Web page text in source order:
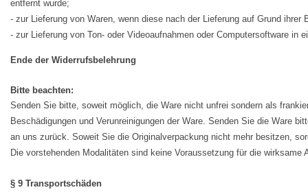
entfernt wurde;
- zur Lieferung von Waren, wenn diese nach der Lieferung auf Grund
- zur Lieferung von Ton- oder Videoaufnahmen oder Computersoftware in
Ende der Widerrufsbelehrung
Bitte beachten:
Senden Sie bitte, soweit möglich, die Ware nicht unfrei sondern als
Beschädigungen und Verunreinigungen der Ware. Senden Sie die Ware
an uns zurück. Soweit Sie die Originalverpackung nicht mehr besitzen,
Die vorstehenden Modalitäten sind keine Voraussetzung für die wirksame
§ 9 Transportschäden